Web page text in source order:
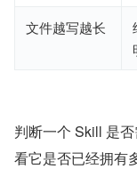
文件越写越长
判断一个 Skill 是
看它是否已经拥有